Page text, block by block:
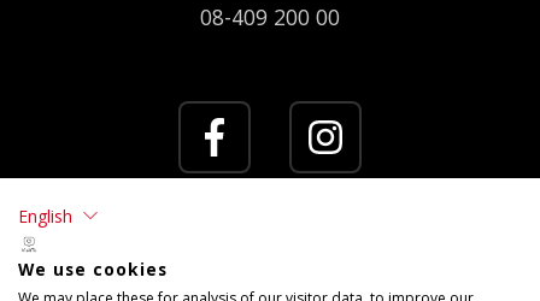
08-409 200 00
English
We use cookies